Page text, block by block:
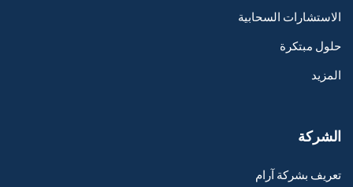
الاستشارات السحابية
حلول مبتكرة
المزيد
الشركة
تعريف بشركة آرام